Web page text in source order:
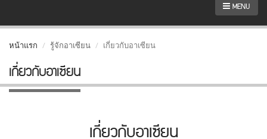
MENU
หน้าแรก รู้จักอาเซียน เกี่ยวกับอาเซียน
เกี่ยวกับอาเซียน
เกี่ยวกับอาเซียน